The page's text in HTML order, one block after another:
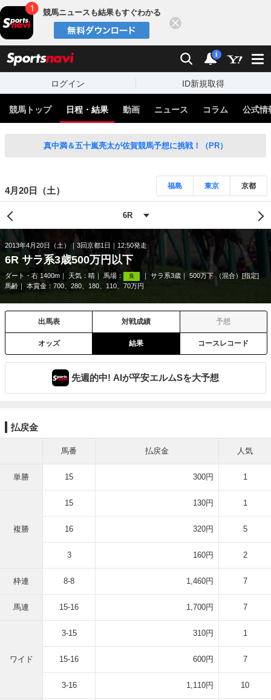
競馬ニュースも結果もすぐわかる
検索 通知
i
ログイン ID新規取得
競馬トップ 日程・結果 動画 ニュース コラム 公式情
真中満＆五十嵐亮太が佐賀競馬予想に挑戦！（PR）
4月20日（土） 福島 東京 京都
2013年4月20日（土） 3回京都1日 12:50発走
6R サラ系3歳500万円以下
ダート・右 1400m 天気： 晴 馬場： 良 サラ系3歳
500万下 （混合）[指定]
馬齢
本賞金：700、280、180、110、70万円
出馬表 対戦成績 予想
オッズ 結果 コースレコード
先週的中! AIが平安エルムSを大予想
払戻金
馬番 払戻金 人気
単勝 15 300円 1
複勝
15 130円 1
16 320円 5
3 160円 2
枠連 8-8 1,460円 7
馬連 15-16 1,700円 7
ワイド
3-15 310円 1
15-16 600円 7
3-16 1,110円 10